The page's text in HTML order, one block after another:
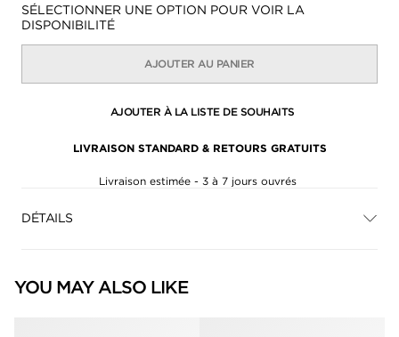
Disponibilité:
SÉLECTIONNER UNE OPTION POUR VOIR LA
DISPONIBILITÉ
AJOUTER AU PANIER
AJOUTER À LA LISTE DE SOUHAITS
LIVRAISON STANDARD & RETOURS GRATUITS
Livraison estimée - 3 à 7 jours ouvrés
DÉTAILS
YOU MAY ALSO LIKE